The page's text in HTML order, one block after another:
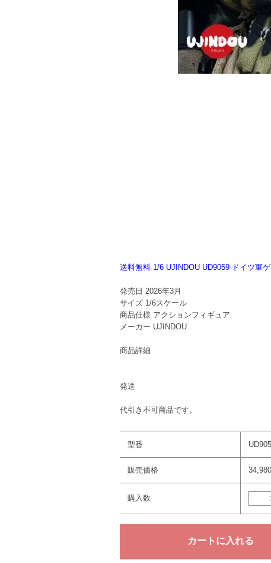
送料無料 1/6 UJINDOU UD9059 ドイツ軍
発売日 2026年3月
サイズ 1/6スケール
商品仕様 アクションフィギュア
メーカー UJINDOU
商品詳細
発送
代引き不可商品です。
型番
販売価格
購入数